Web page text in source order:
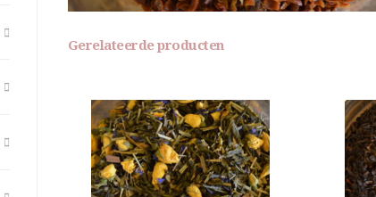
Gerelateerde producten